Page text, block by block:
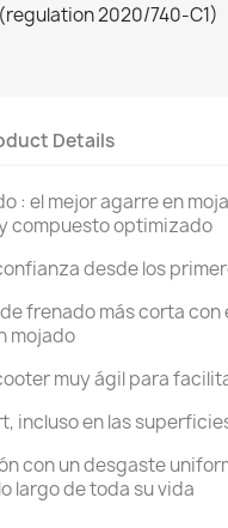
2020/740-C1)
Details
: el mejor agarre en
compuesto optimizado
desde los
frenado más corta
mojado
muy ágil para
incluso en las
con un desgaste
largo de toda su vida